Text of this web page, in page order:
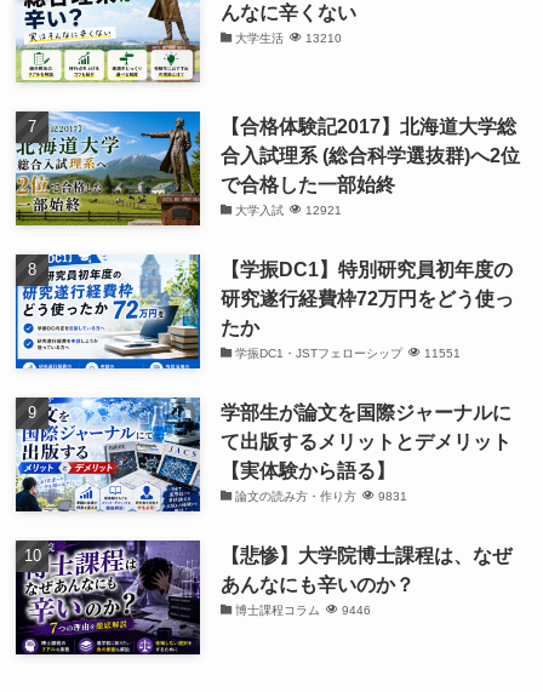
んなに辛くない
大学生活 13210
【合格体験記2017】北海道大学総
合入試理系 (総合科学選抜群)へ2位
で合格した一部始終
大学入試 12921
【学振DC1】特別研究員初年度の
研究遂行経費枠72万円をどう使っ
たか
学振DC1・JSTフェローシップ 11551
学部生が論文を国際ジャーナルに
て出版するメリットとデメリット
【実体験から語る】
論文の読み方・作り方 9831
【悲惨】大学院博士課程は、なぜ
あんなにも辛いのか？
博士課程コラム 9446